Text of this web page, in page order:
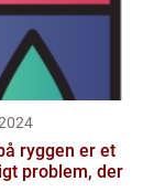
ryggen er et
problem, der